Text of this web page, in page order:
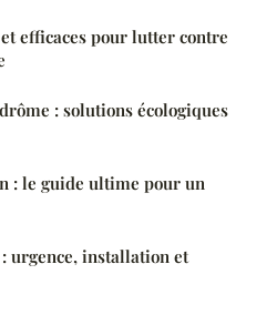
efficaces pour lutter contre
: solutions écologiques
: le guide ultime pour un
urgence, installation et